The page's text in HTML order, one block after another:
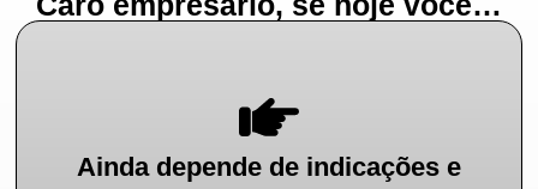
Ainda depende de indicações e